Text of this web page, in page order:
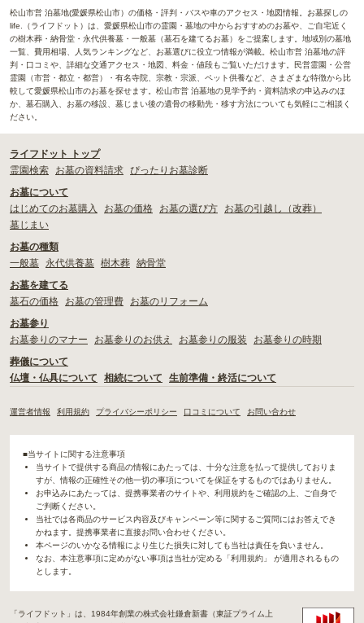
松山市営 泊墓地(愛媛県松山市）の価格・評判・バスや車のアクセス・地図情報。お墓探しの
life.（ライフドット）は、愛媛県松山市の霊園・墓地の中からおすすめのお墓や、ご自宅近く
の樹木葬・納骨堂・永代供養墓・一般墓（墓石を建てるお墓）をご提案します。地域別の墓地
一覧、費用相場、人気ランキングなど、お墓選びに役立つ情報が満載。松山市営 泊墓地の評
判・口コミや、詳細な交通アクセス・地図、料金・値段もご覧いただけます。民営霊園・公営
霊園（市営・都立・都営）・有名寺院、宗教・宗派、ペット供養など、さまざまな特徴から比
較して愛媛県松山市のお墓を探せます。松山市営 泊墓地の見学予約・資料請求の申込みのほ
か、墓石購入、お墓の移設、墓じまい後の遺骨の移動先・移す方法についても気軽にご相談く
ださい。
ライフドット トップ
霊園検索
お墓の資料請求 ぴったりお墓診断
お墓について
はじめてのお墓購入
お墓の価格 お墓の選び方
お墓の引越し（改葬）
墓じまい
お墓の種類
一般墓
永代供養墓 樹木葬 納骨堂
お墓を建てる
墓石の価格
お墓の管理費
お墓のリフォーム
お墓参り
お墓参りのマナー
お墓参りのお供え お墓参りの服装
お墓参りの時期
葬儀について
仏壇・仏具について
相続について 生前準備・終活について
運営者情報 利用規約 プライバシーポリシー 口コミについて お問い合わせ
■当サイトに関する注意事項
当サイトで提供する商品の情報にあたっては、十分な注意を払って提供しておりま
すが、情報の正確性その他一切の事項についてを保証をするものではありません。
お申込みにあたっては、提携事業者のサイトや、利用規約をご確認の上、ご自身で
ご判断ください。
当社では各商品のサービス内容及びキャンペーン等に関するご質問にはお答えでき
かねます。提携事業者に直接お問い合わせください。
本ページのいかなる情報により生じた損失に対しても当社は責任を負いません。
なお、本注意事項に定めがない事項は当社が定める「利用規約」 が適用されるもの
とします。
「ライフドット」は、1984年創業の株式会社鎌倉新書（東証プライム上